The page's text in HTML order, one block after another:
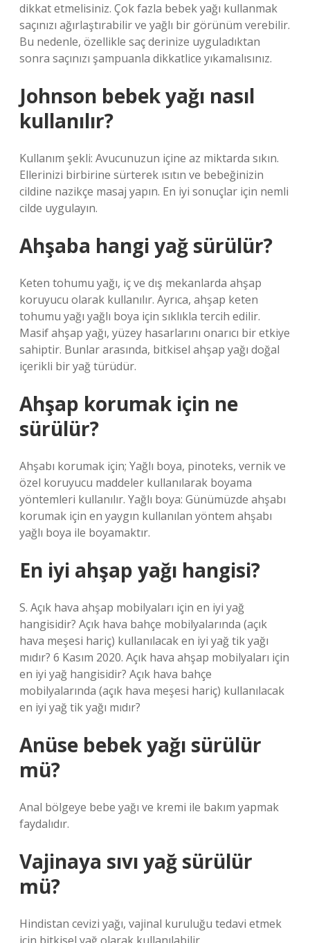
dikkat etmelisiniz. Çok fazla bebek yağı kullanmak
saçınızı ağırlaştırabilir ve yağlı bir görünüm verebilir.
Bu nedenle, özellikle saç derinize uyguladıktan
sonra saçınızı şampuanla dikkatlice yıkamalısınız.
Johnson bebek yağı nasıl
kullanılır?
Kullanım şekli: Avucunuzun içine az miktarda sıkın.
Ellerinizi birbirine sürterek ısıtın ve bebeğinizin
cildine nazikçe masaj yapın. En iyi sonuçlar için nemli
cilde uygulayın.
Ahşaba hangi yağ sürülür?
Keten tohumu yağı, iç ve dış mekanlarda ahşap
koruyucu olarak kullanılır. Ayrıca, ahşap keten
tohumu yağı yağlı boya için sıklıkla tercih edilir.
Masif ahşap yağı, yüzey hasarlarını onarıcı bir etkiye
sahiptir. Bunlar arasında, bitkisel ahşap yağı doğal
içerikli bir yağ türüdür.
Ahşap korumak için ne
sürülür?
Ahşabı korumak için; Yağlı boya, pinoteks, vernik ve
özel koruyucu maddeler kullanılarak boyama
yöntemleri kullanılır. Yağlı boya: Günümüzde ahşabı
korumak için en yaygın kullanılan yöntem ahşabı
yağlı boya ile boyamaktır.
En iyi ahşap yağı hangisi?
S. Açık hava ahşap mobilyaları için en iyi yağ
hangisidir? Açık hava bahçe mobilyalarında (açık
hava meşesi hariç) kullanılacak en iyi yağ tik yağı
mıdır? 6 Kasım 2020. Açık hava ahşap mobilyaları için
en iyi yağ hangisidir? Açık hava bahçe
mobilyalarında (açık hava meşesi hariç) kullanılacak
en iyi yağ tik yağı mıdır?
Anüse bebek yağı sürülür
mü?
Anal bölgeye bebe yağı ve kremi ile bakım yapmak
faydalıdır.
Vajinaya sıvı yağ sürülür
mü?
Hindistan cevizi yağı, vajinal kuruluğu tedavi etmek